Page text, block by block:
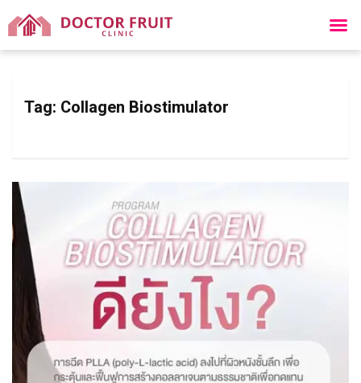
Tag: Collagen Biostimulator